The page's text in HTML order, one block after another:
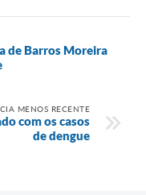
de Barros Moreira
MENOS RECENTE
com os casos
de dengue